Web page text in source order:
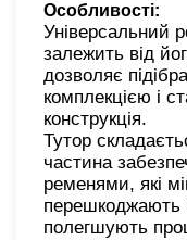
Особливості:
Універсальний
залежить від
дозволяє
комплекцією і
конструкція.
Тутор
частина
ременями, які
перешкоджають
полегшують